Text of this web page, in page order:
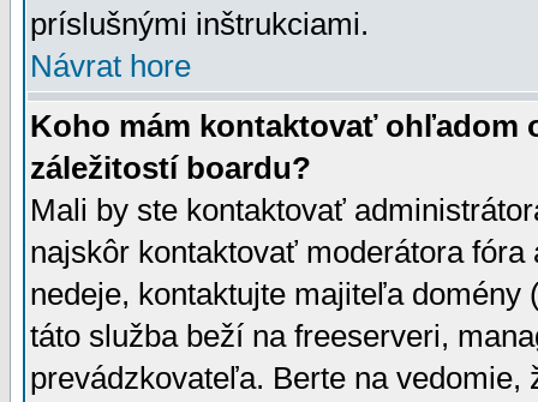
príslušnými inštrukciami.
Návrat hore
Koho mám kontaktovať ohľadom
záležitostí boardu?
Mali by ste kontaktovať
najskôr kontaktovať moderátora
nedeje, kontaktujte majiteľa
táto služba beží na freeserveri,
prevádzkovateľa. Berte na vedomie,